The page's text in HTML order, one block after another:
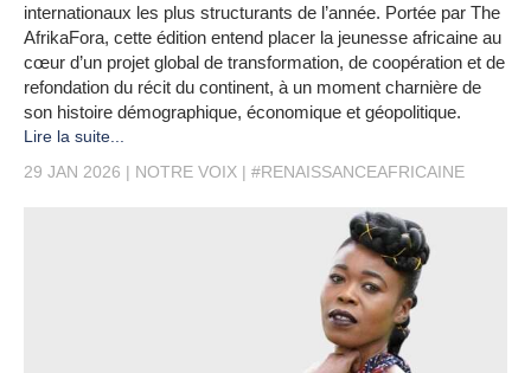
internationaux les plus structurants de l’année. Portée par The
AfrikaFora, cette édition entend placer la jeunesse africaine au
cœur d’un projet global de transformation, de coopération et de
refondation du récit du continent, à un moment charnière de
son histoire démographique, économique et géopolitique.
Lire la suite...
29 JAN 2026
NOTRE VOIX #RENAISSANCEAFRICAINE